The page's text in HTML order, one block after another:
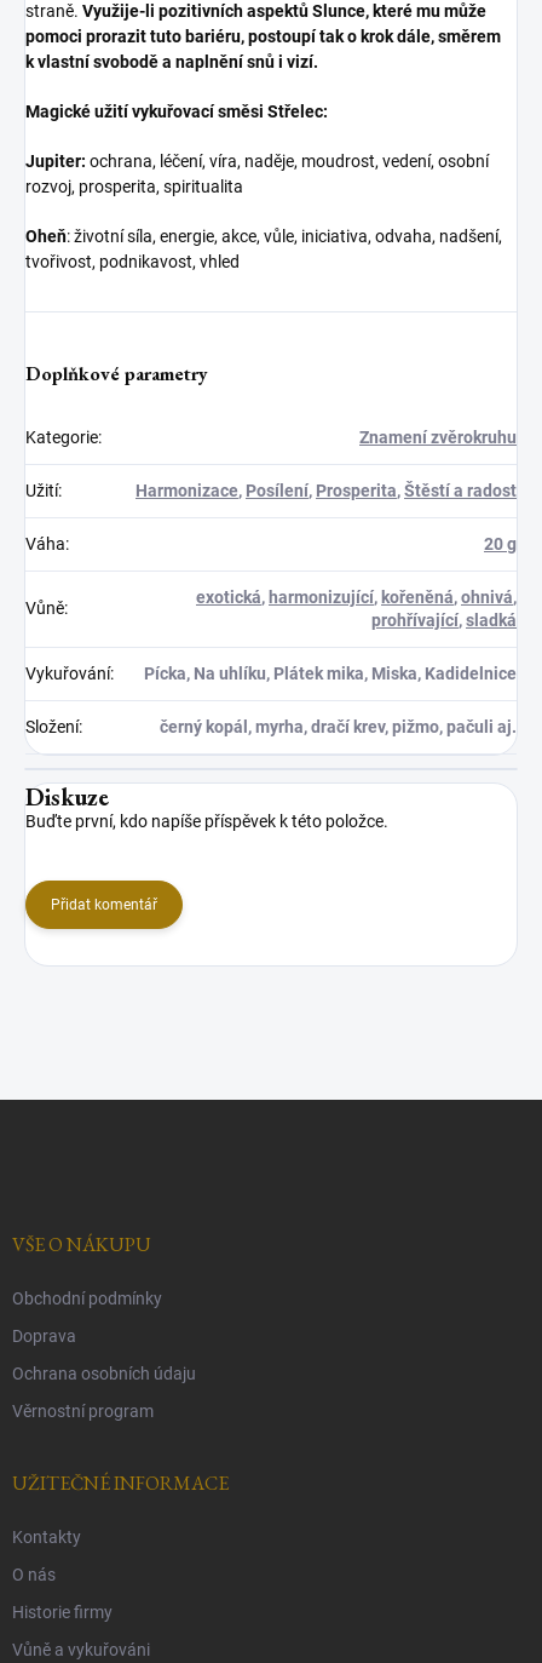
straně. Využije-li pozitivních aspektů Slunce, které mu může
pomoci prorazit tuto bariéru, postoupí tak o krok dále, směrem
k vlastní svobodě a naplnění snů i vizí.
Magické užití vykuřovací směsi Střelec:
Jupiter: ochrana, léčení, víra, naděje, moudrost, vedení, osobní
rozvoj, prosperita, spiritualita
Oheň: životní síla, energie, akce, vůle, iniciativa, odvaha, nadšení,
tvořivost, podnikavost, vhled
Doplňkové parametry
Kategorie: Znamení zvěrokruhu
Užití: Harmonizace, Posílení, Prosperita,Štěstí a radost
Váha: 20 g
Vůně:
exotická, harmonizující, kořeněná,ohnivá,
prohřívající,sladká
Vykuřování: Pícka, Na uhlíku, Plátek mika, Miska, Kadidelnice
Složení: černý kopál, myrha, dračí krev, pižmo, pačuli aj.
Diskuze
Buďte první, kdo napíše příspěvek k této položce.
Přidat komentář
VŠE O NÁKUPU
Obchodní podmínky
Doprava
Ochrana osobních údaju
Věrnostní program
UŽITEČNÉ INFORMACE
Kontakty
O nás
Historie firmy
Vůně a vykuřováni